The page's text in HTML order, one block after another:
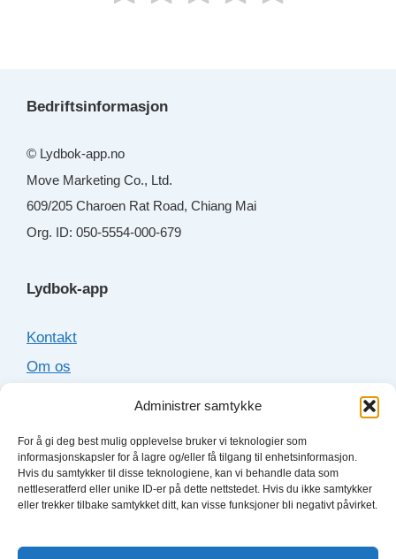
Administrer samtykke
For å gi deg best mulig opplevelse bruker vi teknologier som
informasjonskapsler for å lagre og/eller få tilgang til enhetsinformasjon.
Hvis du samtykker til disse teknologiene, kan vi behandle data som
nettleseratferd eller unike ID-er på dette nettstedet. Hvis du ikke samtykker
eller trekker tilbake samtykket ditt, kan visse funksjoner bli negativt påvirket.
Bedriftsinformasjon
© Lydbok-app.no
Move Marketing Co., Ltd.
609/205 Charoen Rat Road, Chiang Mai
Org. ID: 050-5554-000-679
Lydbok-app
Kontakt
Om os
Lydboktjenester